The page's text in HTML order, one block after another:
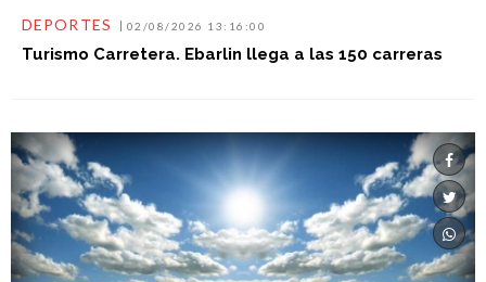
DEPORTES 02/08/2026 13:16:00
Turismo Carretera. Ebarlin llega a las 150 carreras